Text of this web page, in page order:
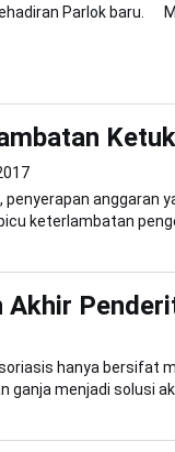
Parlok baru.
penyerapan anggaran
keterlambatan
Akhir
hanya bersifat
ganja menjadi solusi